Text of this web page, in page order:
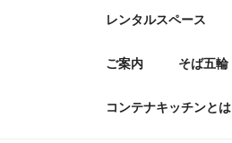
レンタルスペース
ご案内 そば五輪
コンテナキッチンとは